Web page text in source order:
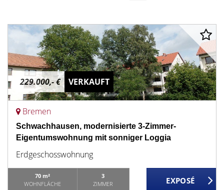
229.000,- € VERKAUFT
Bremen
Schwachhausen, modernisierte 3-Zimmer-
Eigentumswohnung mit sonniger Loggia
Erdgeschosswohnung
70 m²
WOHNFLÄCHE
3
ZIMMER